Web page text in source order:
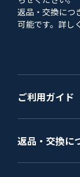
返品・交換につ
可能です。詳し
ご利用ガイド
返品・交換に